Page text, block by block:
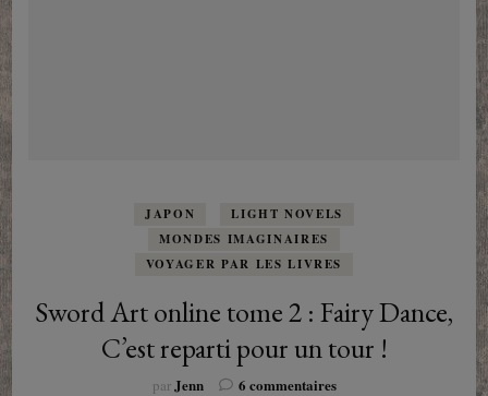
JAPON
LIGHT NOVELS
MONDES IMAGINAIRES
VOYAGER PAR LES LIVRES
Sword Art online tome 2 : Fairy Dance,
C’est reparti pour un tour !
par Jenn 6 commentairessur